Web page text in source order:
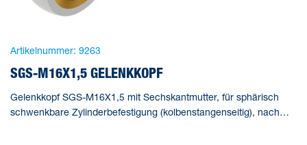
Artikelnummer: 9263
SGS-M16X1,5 GELENKKOPF
Gelenkkopf SGS-M16X1,5 mit Sechskantmutter, für sphärisch
schwenkbare Zylinderbefestigung (kolbenstangenseitig), nach